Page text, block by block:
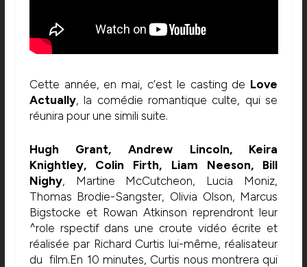
Cette année, en mai, c’est le casting de Love
Actually, la comédie romantique culte, qui se
réunira pour une simili suite.
Hugh Grant, Andrew Lincoln, Keira
Knightley, Colin Firth, Liam Neeson, Bill
Nighy, Martine McCutcheon, Lucia Moniz,
Thomas Brodie-Sangster, Olivia Olson, Marcus
Bigstocke et Rowan Atkinson reprendront leur
^role rspectif dans une croute vidéo écrite et
réalisée par Richard Curtis lui-même, réalisateur
du film.En 10 minutes, Curtis nous montrera qui